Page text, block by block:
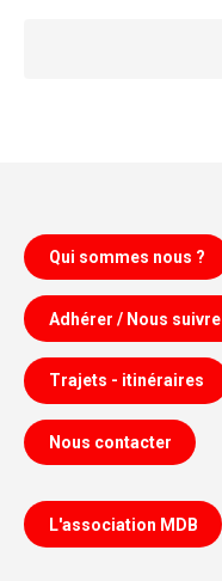
Qui sommes nous ?
Adhérer / Nous suivre
Trajets - itinéraires
Nous contacter
L'association MDB